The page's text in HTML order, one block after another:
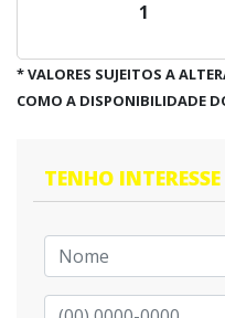
1
* VALORES SUJEITOS A
COMO A DISPONIBILIDADE
TENHO